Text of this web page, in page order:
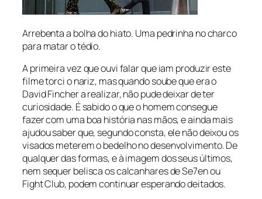
Arrebenta a bolha do hiato. Uma pedrinha no charco
para matar o tédio.
A primeira vez que ouvi falar que iam produzir este
filme torci o nariz, mas quando soube que era o
David Fincher a realizar, não pude deixar de ter
curiosidade. É sabido o que o homem consegue
fazer com uma boa história nas mãos, e ainda mais
ajudou saber que, segundo consta, ele não deixou os
visados meterem o bedelho no desenvolvimento. De
qualquer das formas, e à imagem dos seus últimos,
nem sequer belisca os calcanhares de Se7en ou
Fight Club, podem continuar esperando deitados.